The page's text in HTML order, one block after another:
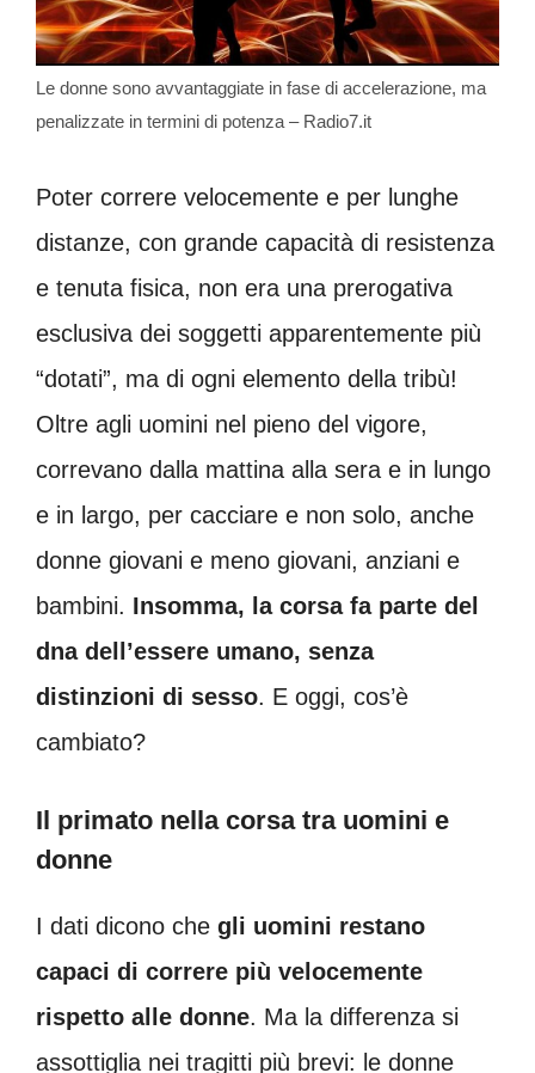
Le donne sono avvantaggiate in fase di accelerazione, ma
penalizzate in termini di potenza – Radio7.it
Poter correre velocemente e per lunghe
distanze, con grande capacità di resistenza
e tenuta fisica, non era una prerogativa
esclusiva dei soggetti apparentemente più
“dotati”, ma di ogni elemento della tribù!
Oltre agli uomini nel pieno del vigore,
correvano dalla mattina alla sera e in lungo
e in largo, per cacciare e non solo, anche
donne giovani e meno giovani, anziani e
bambini. Insomma, la corsa fa parte del
dna dell’essere umano, senza
distinzioni di sesso. E oggi, cos’è
cambiato?
Il primato nella corsa tra uomini e
donne
I dati dicono che gli uomini restano
capaci di correre più velocemente
rispetto alle donne. Ma la differenza si
assottiglia nei tragitti più brevi: le donne